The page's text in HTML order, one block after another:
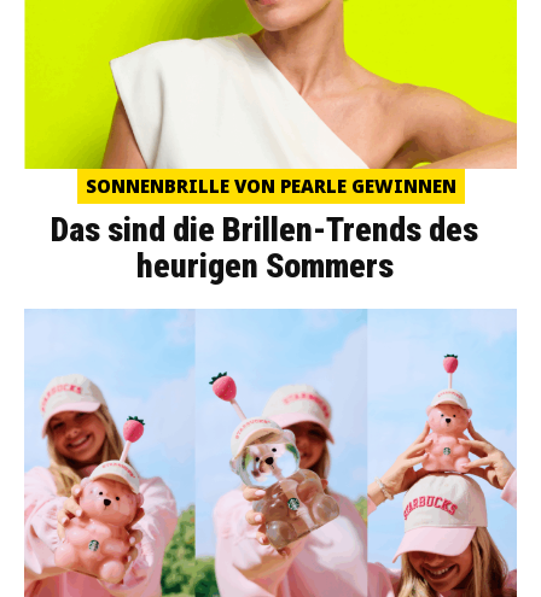
SONNENBRILLE VON PEARLE GEWINNEN
Das sind die Brillen-Trends des
heurigen Sommers